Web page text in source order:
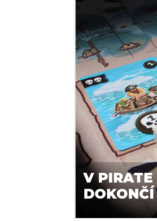
V PIRATE